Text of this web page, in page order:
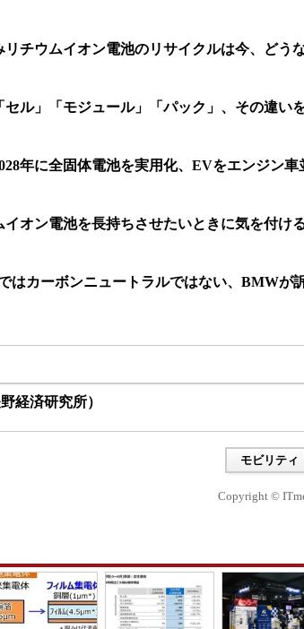
リチウムイオン電池のリサイクルは今、どう
セル」「モジュール」「パック」、その違い
年に全固体電池を実用化、EVをエンジン車
イオン電池を長持ちさせたいときに気を付け
はカーボンニュートラルではない、BMWが
経済研究所）
モビリティ
Copyright ©